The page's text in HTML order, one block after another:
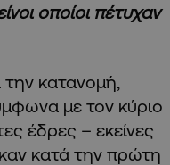
οποίοι πέτυχαν
κατανομή,
με τον κύριο
έδρες – εκείνες
κατά την πρώτη